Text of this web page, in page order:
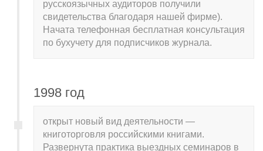
русскоязычных аудиторов получили
свидетельства благодаря нашей фирме).
Начата телефонная бесплатная консультация
по бухучету для подписчиков журнала.
1998 год
открыт новый вид деятельности —
книготорговля российскими книгами.
Развернута практика выездных семинаров в